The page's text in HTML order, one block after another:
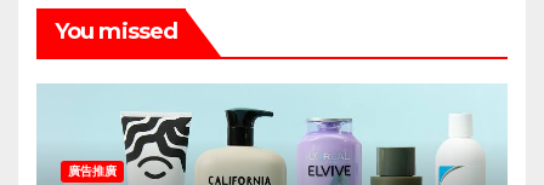
You missed
廣告推廣